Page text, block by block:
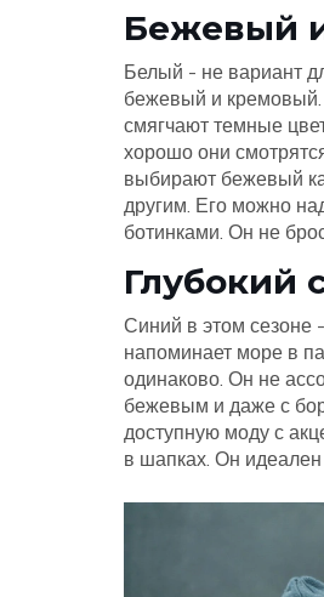
Бежевый
Белый - не вариант
бежевый и
смягчают темные
хорошо они
выбирают бежевый
другим. Его можно
ботинками. Он не
Глубокий
Синий в этом сезоне
напоминает море в
одинаково. Он не
бежевым и даже с
доступную моду с
в шапках. Он идеален